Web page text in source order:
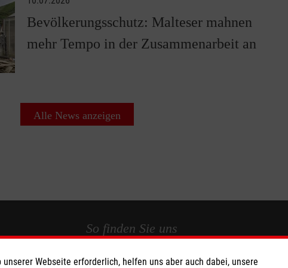
Bevölkerungsschutz: Malteser mahnen
mehr Tempo in der Zusammenarbeit an
Alle News anzeigen
e.V.
So finden Sie uns
Bischofsheimer Weg 14
Webseite erforderlich, helfen uns aber auch dabei, unsere